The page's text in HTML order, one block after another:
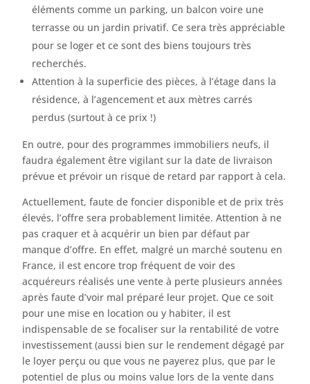
éléments comme un parking, un balcon voire une
terrasse ou un jardin privatif. Ce sera très appréciable
pour se loger et ce sont des biens toujours très
recherchés.
Attention à la superficie des pièces, à l’étage dans la
résidence, à l’agencement et aux mètres carrés
perdus (surtout à ce prix !)
En outre, pour des programmes immobiliers neufs, il
faudra également être vigilant sur la date de livraison
prévue et prévoir un risque de retard par rapport à cela.
Actuellement, faute de foncier disponible et de prix très
élevés, l’offre sera probablement limitée. Attention à ne
pas craquer et à acquérir un bien par défaut par
manque d’offre. En effet, malgré un marché soutenu en
France, il est encore trop fréquent de voir des
acquéreurs réalisés une vente à perte plusieurs années
après faute d’voir mal préparé leur projet. Que ce soit
pour une mise en location ou y habiter, il est
indispensable de se focaliser sur la rentabilité de votre
investissement (aussi bien sur le rendement dégagé par
le loyer perçu ou que vous ne payerez plus, que par le
potentiel de plus ou moins value lors de la vente dans